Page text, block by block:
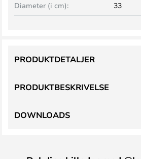
Diameter (i cm):
33
PRODUKTBESKRIVELSE
PRODUKTDETALJER
DOWNLOADS